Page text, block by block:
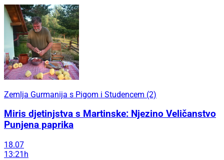
Zemlja Gurmanija s Pigom i Studencem (2)
Miris djetinjstva s Martinske: Njezino Veličanstvo
Punjena paprika
18.07
13:21h